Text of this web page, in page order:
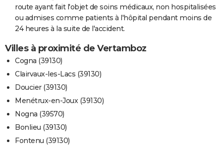
route ayant fait l'objet de soins médicaux, non hospitalisées
ou admises comme patients à l'hôpital pendant moins de
24 heures à la suite de l'accident.
Villes à proximité de Vertamboz
Cogna (39130)
Clairvaux-les-Lacs (39130)
Doucier (39130)
Menétrux-en-Joux (39130)
Nogna (39570)
Bonlieu (39130)
Fontenu (39130)